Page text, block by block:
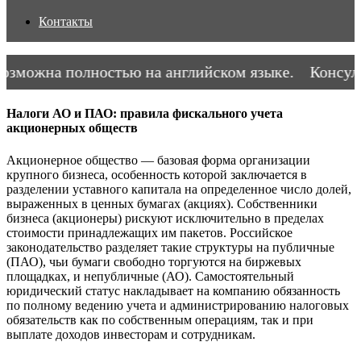
Контакты
полностью на английском языке.
Налоги АО и ПАО: правила фискального учета
акционерных обществ
Акционерное общество — базовая форма организации
крупного бизнеса, особенность которой заключается в
разделении уставного капитала на определенное число долей,
выраженных в ценных бумагах (акциях). Собственники
бизнеса (акционеры) рискуют исключительно в пределах
стоимости принадлежащих им пакетов. Российское
законодательство разделяет такие структуры на публичные
(ПАО), чьи бумаги свободно торгуются на биржевых
площадках, и непубличные (АО). Самостоятельный
юридический статус накладывает на компанию обязанность
по полному ведению учета и администрированию налоговых
обязательств как по собственным операциям, так и при
выплате доходов инвесторам и сотрудникам.